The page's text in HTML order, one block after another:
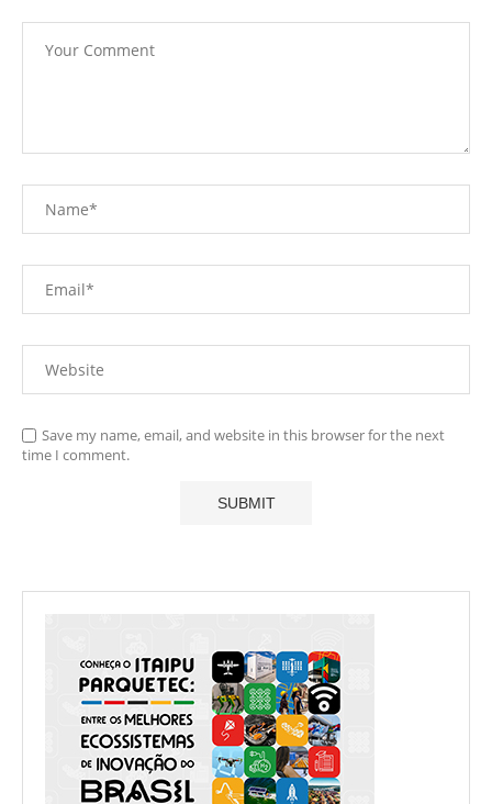
Save my name, email, and website in this browser for the next
time I comment.